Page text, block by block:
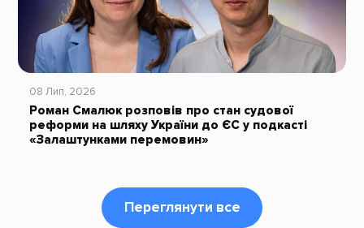
08 Лип, 2026
Роман Смалюк розповів про стан судової
реформи на шляху України до ЄС у подкасті
«Залаштунками перемовин»
Переглянути все